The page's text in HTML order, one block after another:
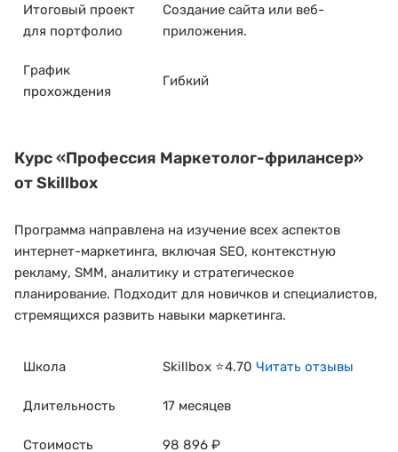
Итоговый проект
для портфолио
Создание сайта или веб-
приложения.
График
прохождения
Гибкий
Курс«Профессия Маркетолог-фрилансер»
от Skillbox
Программа направлена на изучение всех аспектов
интернет-маркетинга, включая SEO, контекстную
рекламу, SMM, аналитику и стратегическое
планирование. Подходит для новичков и специалистов,
стремящихся развить навыки маркетинга.
Школа Skillbox ⭐4.70 Читать отзывы
Длительность 17 месяцев
Стоимость 98 896 ₽